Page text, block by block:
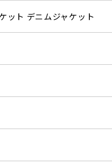
ット デニムジャケット